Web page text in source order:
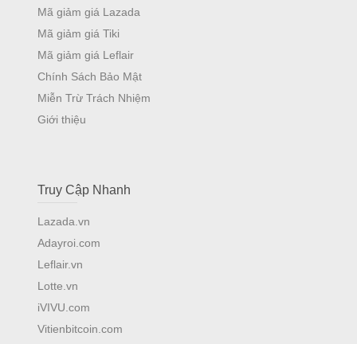
Mã giảm giá Lazada
Mã giảm giá Tiki
Mã giảm giá Leflair
Chính Sách Bảo Mật
Miễn Trừ Trách Nhiệm
Giới thiệu
Truy Cập Nhanh
Lazada.vn
Adayroi.com
Leflair.vn
Lotte.vn
iVIVU.com
Vitienbitcoin.com